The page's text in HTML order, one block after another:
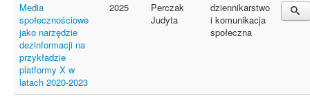
Media
społecznościowe
jako narzędzie
dezinformacji na
przykładzie
platformy X w
latach 2020-2023
2025
Perczak
Judyta
dziennikarstwo
i komunikacja
społeczna